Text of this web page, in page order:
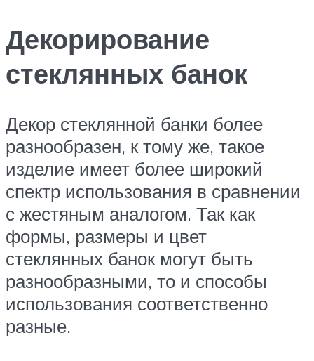
Декорирование
стеклянных банок
Декор стеклянной банки более
разнообразен, к тому же, такое
изделие имеет более широкий
спектр использования в сравнении
с жестяным аналогом. Так как
формы, размеры и цвет
стеклянных банок могут быть
разнообразными, то и способы
использования соответственно
разные.